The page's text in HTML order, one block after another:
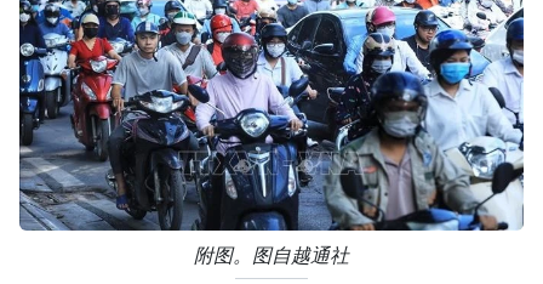
附图。图自越通社